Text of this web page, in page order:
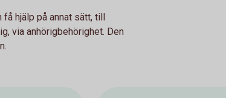
hjälp på annat sätt, till
via anhörigbehörighet. Den